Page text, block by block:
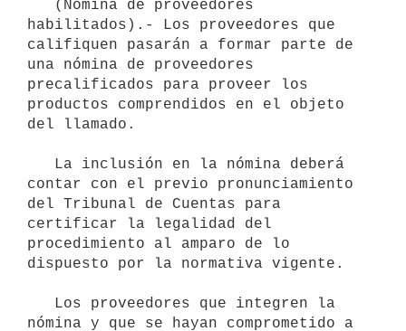
habilitados).- Los proveedores que
califiquen pasarán a formar parte de
una nómina de proveedores
precalificados para proveer los
productos comprendidos en el objeto
del llamado.
contar con el previo pronunciamiento
del Tribunal de Cuentas para
certificar la legalidad del
procedimiento al amparo de lo
dispuesto por la normativa vigente.
nómina y que se hayan comprometido a